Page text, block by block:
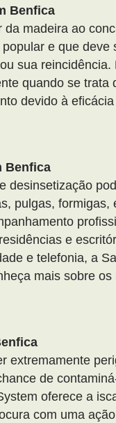
Benfica
da madeira ao
e que
sua
quando se
devido à
Benfica
desinsetização
pulgas,
e
e telefonia, a
mais sobre
extremamente
de
oferece a
com uma